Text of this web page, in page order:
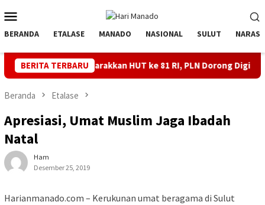
ke
kontenMobile
BERANDA ETALASE MANADO NASIONAL SULUT NARASI
BERITA TERBARU
Semarakkan HUT ke 81 RI, PLN Dorong Digitalisasi Pendidikan
Beranda Etalase
Apresiasi, Umat Muslim Jaga Ibadah
Natal
Ham
Desember 25, 2019
Harianmanado.com – Kerukunan umat beragama di Sulut